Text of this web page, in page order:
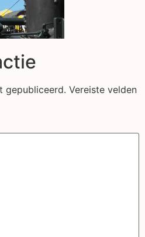
gepubliceerd. Vereiste velden